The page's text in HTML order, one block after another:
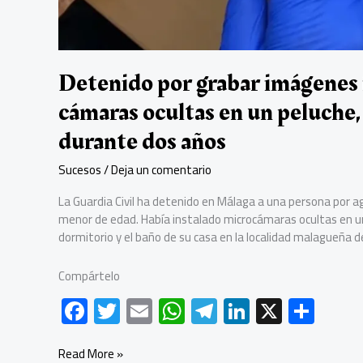
Detenido por grabar
cámaras ocultas en un
durante dos años
Sucesos/Deja un comentario
La Guardia Civil ha detenido en Málaga a una persona
menor de edad. Había instalado microcámaras ocultas en
dormitorio y el baño de su casa en la localidad malagueña
Compártelo
F
ac
T
wi
E
m
W
h
Te
le
Li
nk
X
Detenido
Read More »